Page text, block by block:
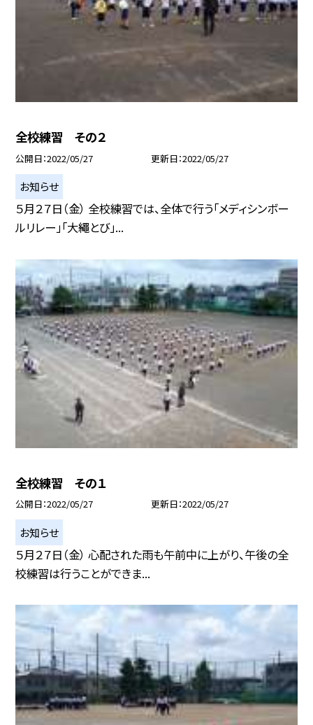
全校練習 その２
公開日 2022/05/27 更新日 2022/05/27
お知らせ
５月２７日（金） 全校練習では、全体で行う「メディシンボー
ルリレー」「大繩とび」...
全校練習 その１
公開日 2022/05/27 更新日 2022/05/27
お知らせ
５月２７日（金） 心配された雨も午前中に上がり、午後の全
校練習は行うことができま...